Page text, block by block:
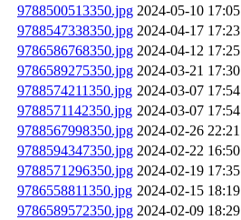
9788500513350.jpg 2024-05-10 17:05
9788547338350.jpg 2024-04-17 17:23
9786586768350.jpg 2024-04-12 17:25
9786589275350.jpg 2024-03-21 17:30
9788574211350.jpg 2024-03-07 17:54
9788571142350.jpg 2024-03-07 17:54
9788567998350.jpg 2024-02-26 22:21
9788594347350.jpg 2024-02-22 16:50
9788571296350.jpg 2024-02-19 17:35
9786558811350.jpg 2024-02-15 18:19
9786589572350.jpg 2024-02-09 18:29